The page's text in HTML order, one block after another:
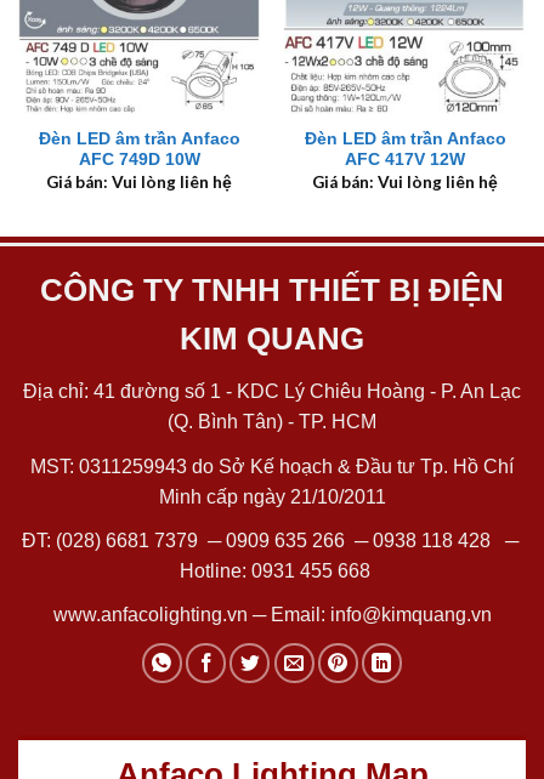
Đèn LED âm trần Anfaco
AFC 749D 10W
Giá bán: Vui lòng liên hệ
Đèn LED âm trần Anfaco
AFC 417V 12W
Giá bán: Vui lòng liên hệ
CÔNG TY TNHH THIẾT BỊ ĐIỆN
KIM QUANG
Địa chỉ: 41 đường số 1 - KDC Lý Chiêu Hoàng - P. An Lạc
(Q. Bình Tân) - TP. HCM
MST: 0311259943 do Sở Kế hoạch & Đầu tư Tp. Hồ Chí
Minh cấp ngày 21/10/2011
ĐT: (028) 6681 7379 ─0909 635 266─0938 118 428─
Hotline: 0931 455 668
www.anfacolighting.vn ─ Email: info@kimquang.vn